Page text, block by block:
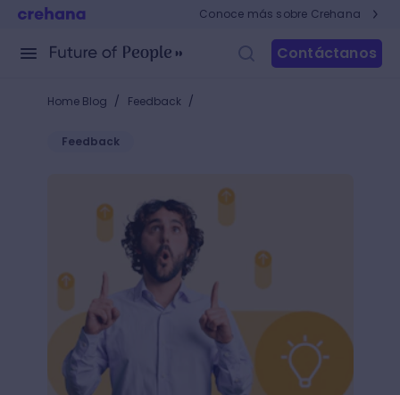
Conoce más sobre Crehana
Contáctanos
Home Blog / Feedback /
Feedback